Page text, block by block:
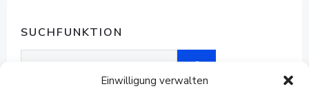
Einwilligung verwalten
SUCHFUNKTION